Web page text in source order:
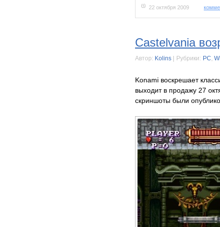
22 октября 2009
Castelvania
Автор: Kolins Рубрики: PC,
Konami воскрешает
выходит в продажу 27
скриншоты были